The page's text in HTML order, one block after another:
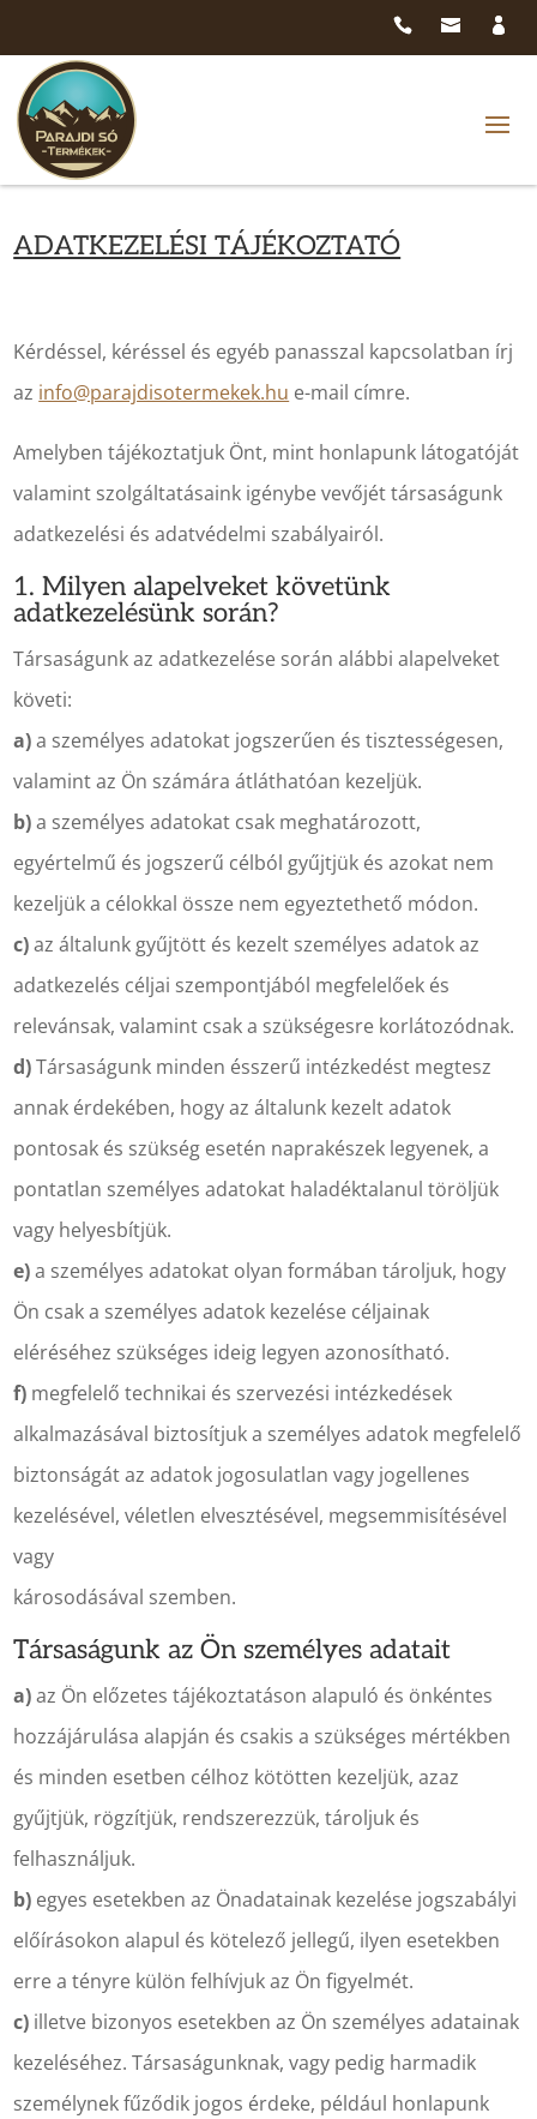
ADATKEZELÉSI TÁJÉKOZTATÓ
Kérdéssel, kéréssel és egyéb panasszal kapcsolatban írj
az info@parajdisotermekek.hu e-mail címre.
Amelyben tájékoztatjuk Önt, mint honlapunk látogatóját
valamint szolgáltatásaink igénybe vevőjét társaságunk
adatkezelési és adatvédelmi szabályairól.
1. Milyen alapelveket követünk
adatkezelésünk során?
Társaságunk az adatkezelése során alábbi alapelveket
követi:
a)a személyes adatokat jogszerűen és tisztességesen,
valamint az Ön számára átláthatóan kezeljük.
b)a személyes adatokat csak meghatározott,
egyértelmű és jogszerű célból gyűjtjük és azokat nem
kezeljük a célokkal össze nem egyeztethető módon.
c)az általunk gyűjtött és kezelt személyes adatok az
adatkezelés céljai szempontjából megfelelőek és
relevánsak, valamint csak a szükségesre korlátozódnak.
d)Társaságunk minden ésszerű intézkedést megtesz
annak érdekében, hogy az általunk kezelt adatok
pontosak és szükség esetén naprakészek legyenek, a
pontatlan személyes adatokat haladéktalanul töröljük
vagy helyesbítjük.
e)a személyes adatokat olyan formában tároljuk, hogy
Ön csak a személyes adatok kezelése céljainak
eléréséhez szükséges ideig legyen azonosítható.
f) megfelelő technikai és szervezési intézkedések
alkalmazásával biztosítjuk a személyes adatok megfelelő
biztonságát az adatok jogosulatlan vagy jogellenes
kezelésével, véletlen elvesztésével, megsemmisítésével
vagy
károsodásával szemben.
Társaságunk az Ön személyes adatait
a)az Ön előzetes tájékoztatáson alapuló és önkéntes
hozzájárulása alapján és csakis a szükséges mértékben
és minden esetben célhoz kötötten kezeljük, azaz
gyűjtjük, rögzítjük, rendszerezzük, tároljuk és
felhasználjuk.
b) egyes esetekben az Önadatainak kezelése jogszabályi
előírásokon alapul és kötelező jellegű, ilyen esetekben
erre a tényre külön felhívjuk az Ön figyelmét.
c) illetve bizonyos esetekben az Ön személyes adatainak
kezeléséhez. Társaságunknak, vagy pedig harmadik
személynek fűződik jogos érdeke, például honlapunk